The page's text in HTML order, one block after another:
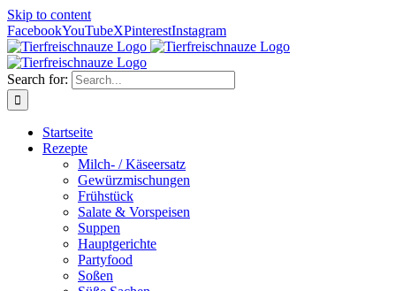
Skip to content
FacebookYouTubeXPinterestInstagram
Search for:
Startseite
Rezepte
Milch- / Käseersatz
Gewürzmischungen
Frühstück
Salate & Vorspeisen
Suppen
Hauptgerichte
Partyfood
Soßen